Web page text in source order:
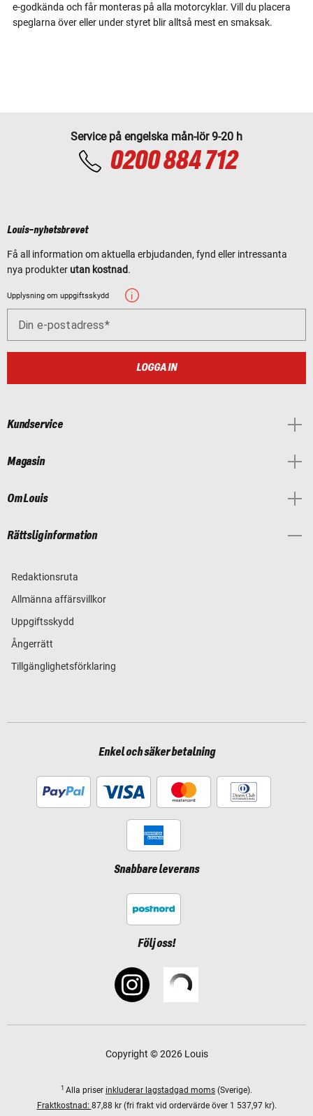
e-godkända och får monteras på alla motorcyklar. Vill du placera
speglarna över eller under styret blir alltså mest en smaksak.
Service på engelska mån-lör 9-20 h
0200 884 712
Louis-nyhetsbrevet
Få all information om aktuella erbjudanden, fynd eller intressanta
nya produkter utan kostnad.
Upplysning om uppgiftsskydd
Din e-postadress
LOGGA IN
Kundservice
Magasin
Om Louis
Rättslig information
Redaktionsruta
Allmänna affärsvillkor
Uppgiftsskydd
Ångerrätt
Tillgänglighetsförklaring
Enkel och säker betalning
Snabbare leverans
Följ oss!
Copyright © 2026 Louis
1 Alla priser inkluderar lagstadgad moms (Sverige).
Fraktkostnad: 87,88 kr (fri frakt vid ordervärde över 1 537,97 kr).